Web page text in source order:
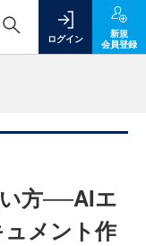
ログイン
新規
会員登録
方──AIエ
メント作